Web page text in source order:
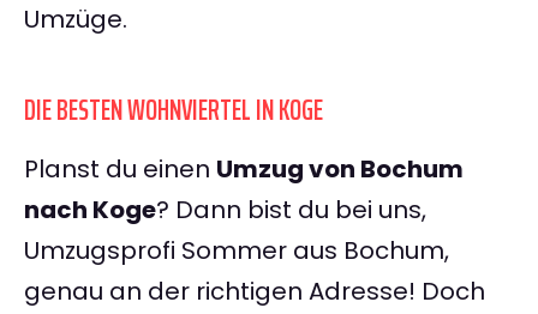
Umzüge.
DIE BESTEN WOHNVIERTEL IN KOGE
Planst du einen Umzug von Bochum
nach Koge? Dann bist du bei uns,
Umzugsprofi Sommer aus Bochum,
genau an der richtigen Adresse! Doch